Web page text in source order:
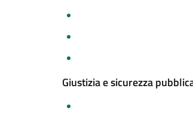
Giustizia e sicurezza